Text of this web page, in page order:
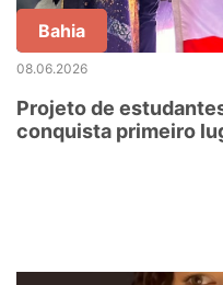
Bahia
08.06.2026
Projeto de
conquista primeiro